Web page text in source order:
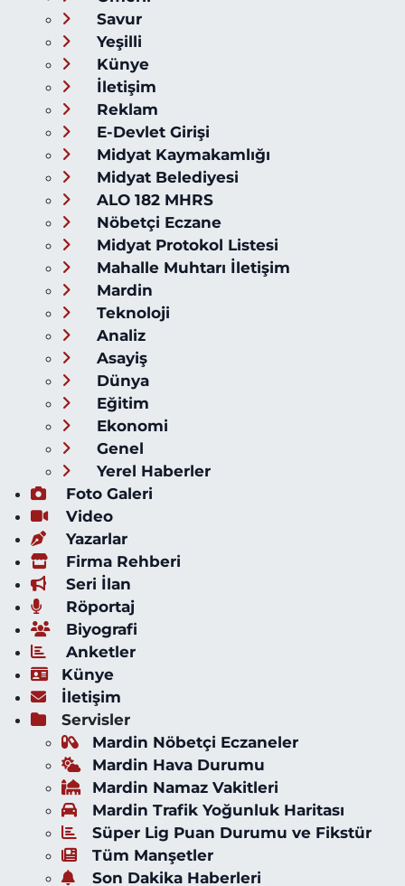
Savur
Yeşilli
Künye
İletişim
Reklam
E-Devlet Girişi
Midyat Kaymakamlığı
Midyat Belediyesi
ALO 182 MHRS
Nöbetçi Eczane
Midyat Protokol Listesi
Mahalle Muhtarı İletişim
Mardin
Teknoloji
Analiz
Asayiş
Dünya
Eğitim
Ekonomi
Genel
Yerel Haberler
Foto Galeri
Video
Yazarlar
Firma Rehberi
Seri İlan
Röportaj
Biyografi
Anketler
Künye
İletişim
Servisler
Mardin Nöbetçi Eczaneler
Mardin Hava Durumu
Mardin Namaz Vakitleri
Mardin Trafik Yoğunluk Haritası
Süper Lig Puan Durumu ve Fikstür
Tüm Manşetler
Son Dakika Haberleri